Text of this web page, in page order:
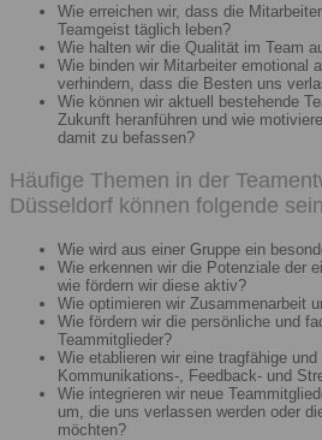
Wie erreichen wir, dass die
Teamgeist täglich leben?
Wie halten wir die Qualität im Team
Wie binden wir Mitarbeiter emotional
verhindern, dass die Besten uns
Wie können wir aktuell bestehende
Zukunft heranführen und wie
damit zu befassen?
Häufige Themen in der
Düsseldorf können folgende
Wie wird aus einer Gruppe ein
Wie erkennen wir die Potenziale der
wie fördern wir diese aktiv?
Wie optimieren wir Zusammenarbeit
Wie fördern wir die persönliche und
Teammitglieder?
Wie etablieren wir eine tragfähige
Kommunikations-, Feedback- und
Wie integrieren wir neue
um, die uns verlassen werden oder
möchten?